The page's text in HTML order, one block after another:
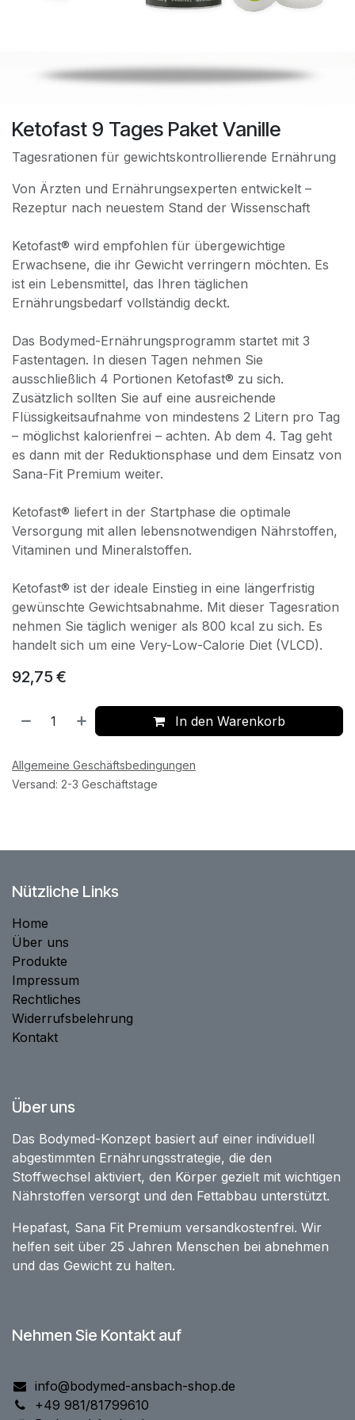
Ketofast 9 Tages Paket Vanille
Tagesrationen für gewichtskontrollierende Ernährung
Von Ärzten und Ernährungsexperten entwickelt –
Rezeptur nach neuestem Stand der Wissenschaft
Ketofast® wird empfohlen für übergewichtige
Erwachsene, die ihr Gewicht verringern möchten. Es
ist ein Lebensmittel, das Ihren täglichen
Ernährungsbedarf vollständig deckt.
Das Bodymed-Ernährungsprogramm startet mit 3
Fastentagen. In diesen Tagen nehmen Sie
ausschließlich 4 Portionen Ketofast® zu sich.
Zusätzlich sollten Sie auf eine ausreichende
Flüssigkeitsaufnahme von mindestens 2 Litern pro Tag
– möglichst kalorienfrei – achten. Ab dem 4. Tag geht
es dann mit der Reduktionsphase und dem Einsatz von
Sana-Fit Premium weiter.
Ketofast® liefert in der Startphase die optimale
Versorgung mit allen lebensnotwendigen Nährstoffen,
Vitaminen und Mineralstoffen.
Ketofast® ist der ideale Einstieg in eine längerfristig
gewünschte Gewichtsabnahme. Mit dieser Tagesration
nehmen Sie täglich weniger als 800 kcal zu sich. Es
handelt sich um eine Very-Low-Calorie Diet (VLCD).
92,75 €
In den Warenkorb
Allgemeine Geschäftsbedingungen
Versand: 2-3 Geschäftstage
Nützliche Links
Home
Über uns
Produkte
Impressum
Rechtliches
Widerrufsbelehrung
Kontakt
Über uns
Das Bodymed-Konzept basiert auf einer individuell
abgestimmten Ernährungsstrategie, die den
Stoffwechsel aktiviert, den Körper gezielt mit wichtigen
Nährstoffen versorgt und den Fettabbau unterstützt.
Hepafast, Sana Fit Premium versandkostenfrei. Wir
helfen seit über 25 Jahren Menschen bei abnehmen
und das Gewicht zu halten.
Nehmen Sie Kontakt auf
info@bodymed-ansbach-shop.de
+49 981/81799610